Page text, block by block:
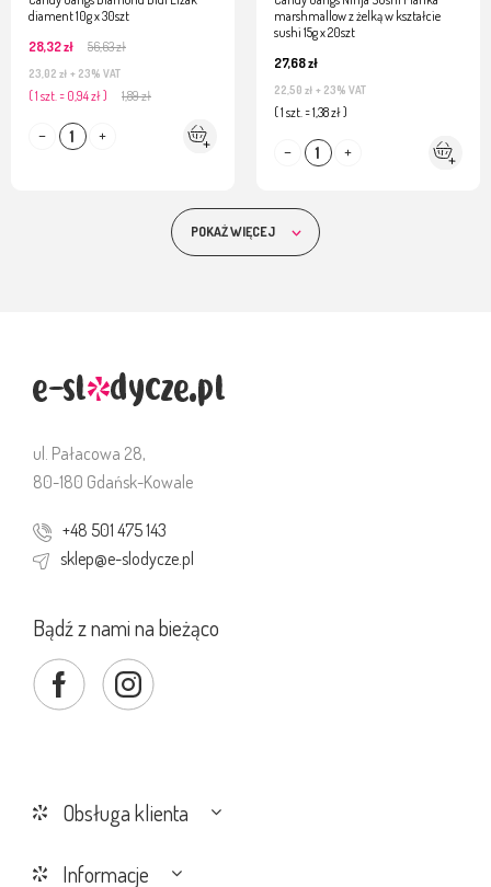
diament 10g x 30szt
28,32 zł
56,63 zł
23,02 zł + 23% VAT
( 1 szt. = 0,94 zł ) 1,89 zł
marshmallow z żelką w kształcie
sushi 15g x 20szt
27,68 zł
22,50 zł + 23% VAT
( 1 szt. = 1,38 zł )
POKAŻ WIĘCEJ
ul. Pałacowa 28,
80-180 Gdańsk-Kowale
+48 501 475 143
sklep@e-slodycze.pl
Bądź z nami na bieżąco
Obsługa klienta
Informacje